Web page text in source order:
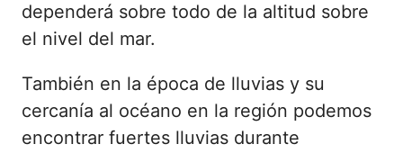
dependerá sobre todo de la altitud sobre
el nivel del mar.
También en la época de lluvias y su
cercanía al océano en la región podemos
encontrar fuertes lluvias durante